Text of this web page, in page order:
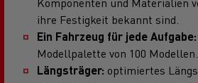
ihre Festigkeit bekannt sind.
Ein Fahrzeug für jede Aufgabe:
Modellpalette von 100 Modellen.
Längsträger: optimiertes